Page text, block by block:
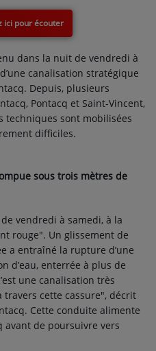
dans la nuit de vendredi à
canalisation stratégique
Depuis, plusieurs
Pontacq et Saint-Vincent,
techniques sont mobilisées
difficiles.
sous trois mètres de
vendredi à samedi, à la
rouge". Un glissement de
a entraîné la rupture d’une
d’eau, enterrée à plus de
une canalisation très
cette cassure", décrit
Cette conduite alimente
avant de poursuivre vers